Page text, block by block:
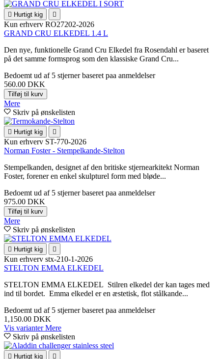
 Hurtigt kig 
Kun erhverv RO27202-2026
GRAND CRU ELKEDEL 1.4 L
Den nye, funktionelle Grand Cru Elkedel fra Rosendahl er baseret
på det samme formsprog som den klassiske Grand Cru...
Bedoemt ud af 5 stjerner baseret paa anmeldelser
560.00 DKK
Tilføj til kurv
Mere
Skriv på ønskelisten
 Hurtigt kig 
Kun erhverv ST-770-2026
Norman Foster - Stempelkande-Stelton
Stempelkanden, designet af den britiske stjernearkitekt Norman
Foster, forener en enkel skulpturel form med bløde...
Bedoemt ud af 5 stjerner baseret paa anmeldelser
975.00 DKK
Tilføj til kurv
Mere
Skriv på ønskelisten
 Hurtigt kig 
Kun erhverv stx-210-1-2026
STELTON EMMA ELKEDEL
STELTON EMMA ELKEDEL Stilren elkedel der kan tages med
ind til bordet. Emma elkedel er en æstetisk, flot stålkande...
Bedoemt ud af 5 stjerner baseret paa anmeldelser
1,150.00 DKK
Vis varianterMere
Skriv på ønskelisten
 Hurtigt kig 